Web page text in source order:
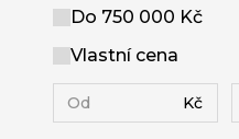
Do 750 000 Kč
Vlastní cena
Kč